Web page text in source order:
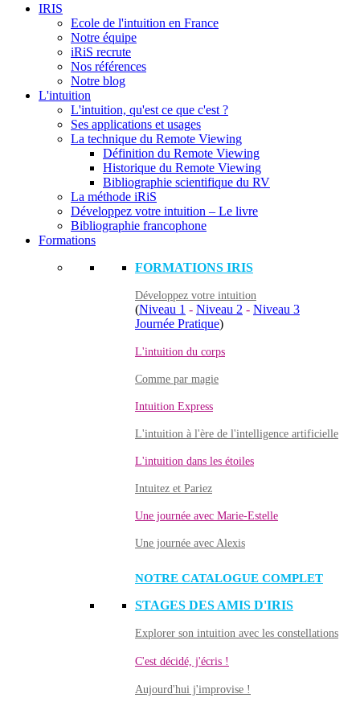
IRIS
Ecole de l'intuition en France
Notre équipe
iRiS recrute
Nos références
Notre blog
L'intuition
L'intuition, qu'est ce que c'est ?
Ses applications et usages
La technique du Remote Viewing
Définition du Remote Viewing
Historique du Remote Viewing
Bibliographie scientifique du RV
La méthode iRiS
Développez votre intuition – Le livre
Bibliographie francophone
Formations
FORMATIONS IRIS
Développez votre intuition
(Niveau 1 - Niveau 2 - Niveau 3
Journée Pratique)
L'intuition du corps
Comme par magie
Intuition Express
L'intuition à l'ère de l'intelligence artificielle
L'intuition dans les étoiles
Intuitez et Pariez
Une journée avec Marie-Estelle
Une journée avec Alexis
NOTRE CATALOGUE COMPLET
STAGES DES AMIS D'IRIS
Explorer son intuition avec les constellations
C'est décidé, j'écris !
Aujourd'hui j'improvise !